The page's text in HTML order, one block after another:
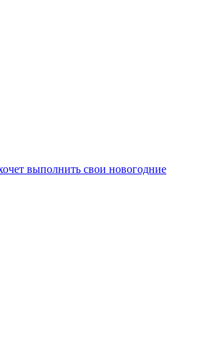
выполнить свои новогодние